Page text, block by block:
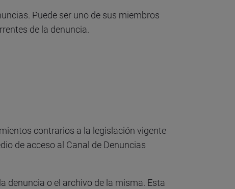
Puede ser uno de sus miembros
de la denuncia.
contrarios a la legislación vigente
de acceso al Canal de Denuncias
denuncia o el archivo de la misma. Esta